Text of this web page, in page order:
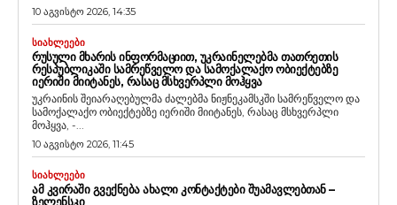
10 აგვისტო 2026, 14:35
ᲡᲘᲐᲮᲚᲔᲔᲑᲘ
ᲠᲣᲡᲣᲚᲘ ᲛᲮᲐᲠᲘᲡ ᲘᲜᲤᲝᲠᲛᲐᲪᲘᲘᲗ, ᲣᲙᲠᲐᲘᲜᲔᲚᲔᲑᲛᲐ ᲗᲐᲗᲠᲔᲗᲘᲡ
ᲠᲔᲡᲞᲣᲑᲚᲘᲙᲐᲨᲘ ᲡᲐᲛᲠᲔᲬᲕᲔᲚᲝ ᲓᲐ ᲡᲐᲛᲝᲥᲐᲚᲐᲥᲝ ᲝᲑᲘᲔᲥᲢᲔᲑᲖᲔ
ᲘᲔᲠᲘᲨᲘ ᲛᲘᲘᲢᲐᲜᲔᲡ, ᲠᲐᲡᲐᲪ ᲛᲡᲮᲕᲔᲠᲞᲚᲘ ᲛᲝᲰᲧᲕᲐ
უკრაინის შეიარაღებულმა ძალებმა ნიჟნეკამსკში სამრეწველო და
სამოქალაქო ობიექტებზე იერიში მიიტანეს, რასაც მსხვერპლი
მოჰყვა, -...
10 აგვისტო 2026, 11:45
ᲡᲘᲐᲮᲚᲔᲔᲑᲘ
ᲐᲛ ᲙᲕᲘᲠᲐᲨᲘ ᲒᲕᲔᲥᲜᲔᲑᲐ ᲐᲮᲐᲚᲘ ᲙᲝᲜᲢᲐᲥᲢᲔᲑᲘ ᲨᲣᲐᲛᲐᲕᲚᲔᲑᲗᲐᲜ –
ᲖᲔᲚᲔᲜᲡᲙᲘ